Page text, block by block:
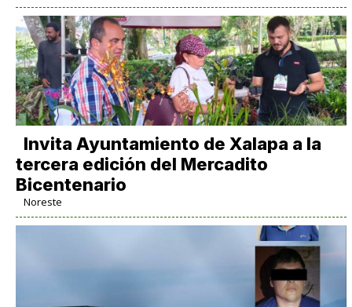
Invita Ayuntamiento de Xalapa a la
tercera edición del Mercadito
Bicentenario
Noreste